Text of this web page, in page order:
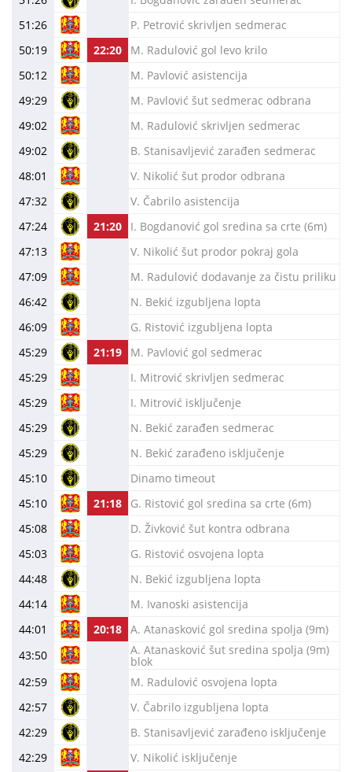
51:26
P. Petrović skrivljen sedmerac
50:19
22:20
M. Radulović gol levo krilo
50:12
M. Pavlović asistencija
49:29
M. Pavlović šut sedmerac odbrana
49:02
M. Radulović skrivljen sedmerac
49:02
B. Stanisavljević zarađen sedmerac
48:01
V. Nikolić šut prodor odbrana
47:32
V. Čabrilo asistencija
47:24
21:20
I. Bogdanović gol sredina sa crte (6m)
47:13
V. Nikolić šut prodor pokraj gola
47:09
M. Radulović dodavanje za čistu priliku
46:42
N. Bekić izgubljena lopta
46:09
G. Ristović izgubljena lopta
45:29
21:19
M. Pavlović gol sedmerac
45:29
I. Mitrović skrivljen sedmerac
45:29
I. Mitrović isključenje
45:29
N. Bekić zarađen sedmerac
45:29
N. Bekić zarađeno isključenje
45:10
Dinamo timeout
45:10
21:18
G. Ristović gol sredina sa crte (6m)
45:08
D. Živković šut kontra odbrana
45:03
G. Ristović osvojena lopta
44:48
N. Bekić izgubljena lopta
44:14
M. Ivanoski asistencija
44:01
20:18 A. Atanasković gol sredina spolja (9m)
43:50
A. Atanasković šut sredina spolja (9m)
blok
42:59
M. Radulović osvojena lopta
42:57
V. Čabrilo izgubljena lopta
42:29
B. Stanisavljević zarađeno isključenje
42:29
V. Nikolić isključenje